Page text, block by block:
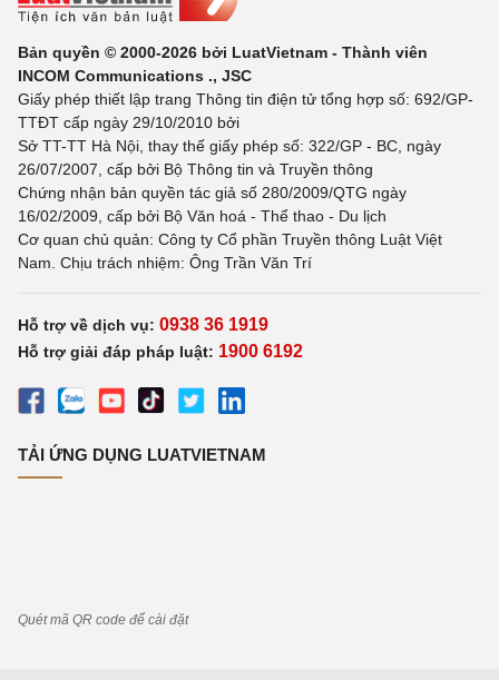
Bản quyền © 2000-2026 bởi LuatVietnam - Thành viên
INCOM Communications ., JSC
Giấy phép thiết lập trang Thông tin điện tử tổng hợp số: 692/GP-
TTĐT cấp ngày 29/10/2010 bởi
Sở TT-TT Hà Nội, thay thế giấy phép số: 322/GP - BC, ngày
26/07/2007, cấp bởi Bộ Thông tin và Truyền thông
Chứng nhận bản quyền tác giả số 280/2009/QTG ngày
16/02/2009, cấp bởi Bộ Văn hoá - Thể thao - Du lịch
Cơ quan chủ quản: Công ty Cổ phần Truyền thông Luật Việt
Nam. Chịu trách nhiệm: Ông Trần Văn Trí
Hỗ trợ về dịch vụ: 0938 36 1919
Hỗ trợ giải đáp pháp luật: 1900 6192
TẢI ỨNG DỤNG LUATVIETNAM
Quét mã QR code để cài đặt